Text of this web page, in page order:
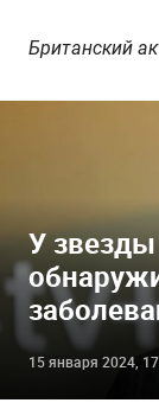
У
15 января 2024,